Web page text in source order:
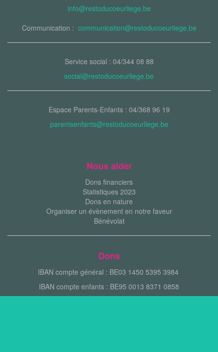
info@restoducoeurliege.be
Communication : communication@restoducoeurliege.be
Service social : 04/344 08 88
social@restoducoeurliege.be
Espace Parents-Enfants : 04/368 96 19
parentsenfants@restoducoeurliege.be
Nous aider
Dons financiers
Statistiques 2023
Dons en nature
Organiser un évènement en notre faveur
Bénévolat
Dons
IBAN compte général : BE03 1450 5395 3984
IBAN compte enfants : BE95 0013 8371 0858